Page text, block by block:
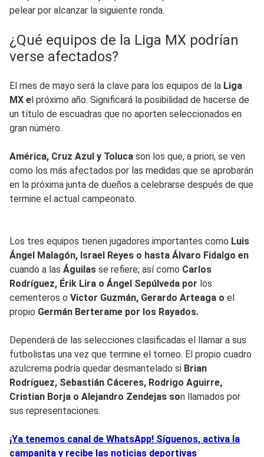
pelear por alcanzar la siguiente ronda.
¿Qué equipos de la Liga MX podrían
verse afectados?
El mes de mayo será la clave para los equipos de la Liga
MX el próximo año. Significará la posibilidad de hacerse de
un título de escuadras que no aporten seleccionados en
gran número.
América, Cruz Azul y Toluca son los que, a priori, se ven
como los más afectados por las medidas que se aprobarán
en la próxima junta de dueños a celebrarse después de que
termine el actual campeonato.
Los tres equipos tienen jugadores importantes como Luis
Ángel Malagón, Israel Reyes o hasta Álvaro Fidalgo en
cuando a las Águilas se refiere; así como Carlos
Rodríguez, Érik Lira o Ángel Sepúlveda por los
cementeros o Víctor Guzmán, Gerardo Arteaga o el
propio Germán Berterame por los Rayados.
Dependerá de las selecciones clasificadas el llamar a sus
futbolistas una vez que termine el torneo. El propio cuadro
azulcrema podría quedar desmantelado si Brian
Rodríguez, Sebastián Cáceres, Rodrigo Aguirre,
Cristian Borja o Alejandro Zendejas son llamados por
sus representaciones.
¡Ya tenemos canal de WhatsApp! Síguenos, activa la
campanita y recibe las noticias deportivas